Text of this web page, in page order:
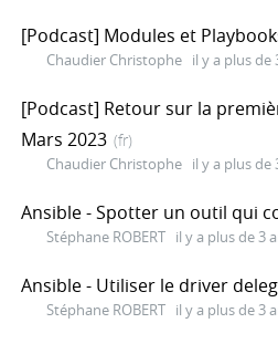
[Podcast] Modules et
Chaudier Christophe il y a plus de
[Podcast] Retour sur la
Mars 2023 (fr)
Chaudier Christophe il y a plus de
Ansible - Spotter un outil qui
Stéphane ROBERT il y a plus de 3
Ansible - Utiliser le driver
Stéphane ROBERT il y a plus de 3